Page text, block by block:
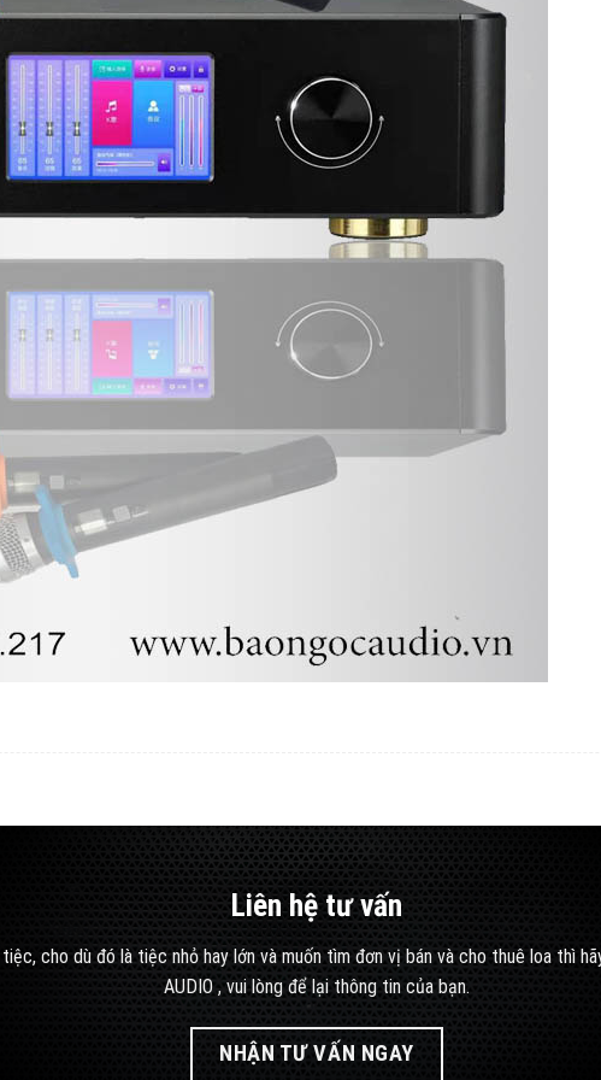
Liên hệ tư vấn
cho dù đó là tiệc nhỏ hay lớn và muốn tìm đơn vị bán và cho thuê loa thì
AUDIO , vui lòng để lại thông tin của bạn.
NHẬN TƯ VẤN NGAY